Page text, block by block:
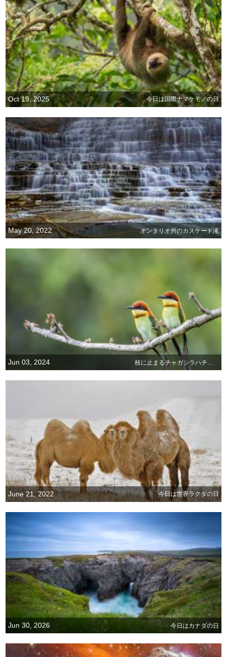
Oct 19, 2025 今日は国際ナマケモノの日
May 20, 2022 オンタリオ州のカスケード滝
Jun 03, 2024
June 21, 2022 今日は世界ラクダの日
Jun 30, 2026 今日はカナダの日